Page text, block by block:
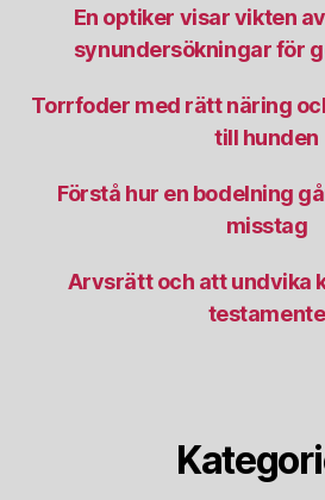
En optiker visar vikten
synundersökningar för
Torrfoder med rätt näring
till hunden
Förstå hur en bodelning
misstag
Arvsrätt och att undvika
testamente